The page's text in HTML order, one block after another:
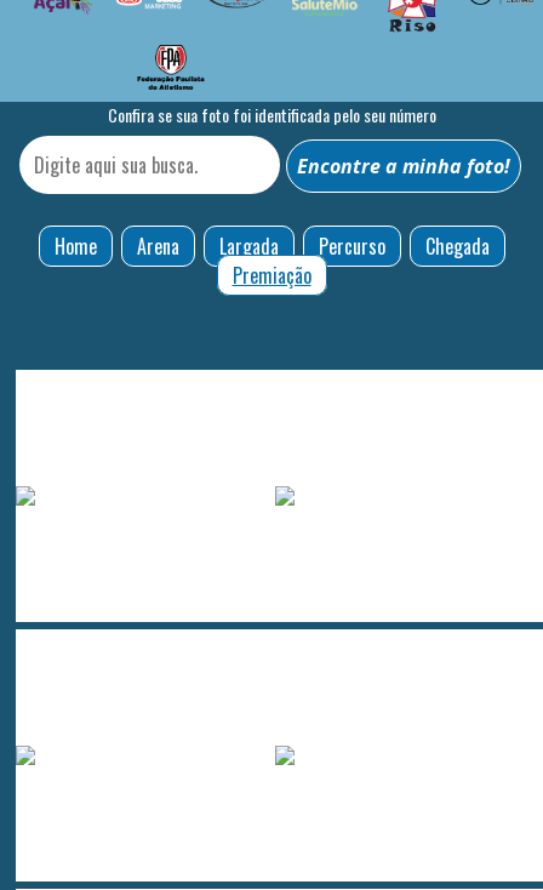
Confira se sua foto foi identificada pelo seu número
Home Arena Largada Percurso
Chegada
Premiação